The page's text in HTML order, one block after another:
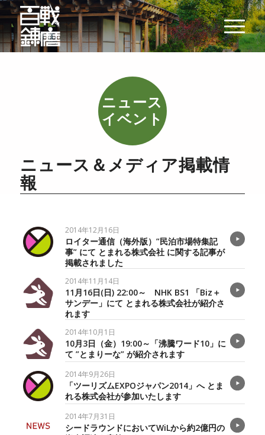
ニュース
2014年12月16日
ロイター通信（海外版）”民泊市場特集記
事” にて とまれる株式会社 に関する記事が
掲載されました
2014年11月14日
11月16日(日) 22:00～ NHK BS1 「Biz＋
サンデー」にて とまれる株式会社が紹介さ
れます
2014年10月1日
10月3日（金）19:00～「沸騰ワード10」に
て ”とまりーな” が紹介されます
2014年9月26日
「ツーリズムEXPOジャパン2014」へ とま
れる株式会社が参加いたします
2014年7月31日
シードラウンドにおいてWiLから約2億円の